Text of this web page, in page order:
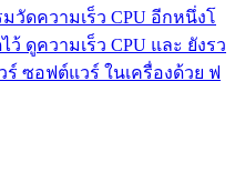
วัดความเร็ว CPU อีกหนึ่งโ
ดูความเร็ว CPU และ ยังรว
ซอฟต์แวร์ ในเครื่องด้วย ฟ